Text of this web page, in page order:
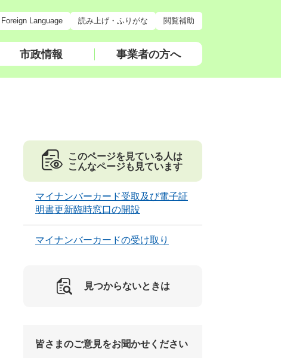
Foreign Language 読み上げ・ふりがな 閲覧補助
市政情報 事業者の方へ
このページを見ている人は
こんなページも見ています
マイナンバーカード受取及び電子証
明書更新臨時窓口の開設
マイナンバーカードの受け取り
見つからないときは
皆さまのご意見をお聞かせください